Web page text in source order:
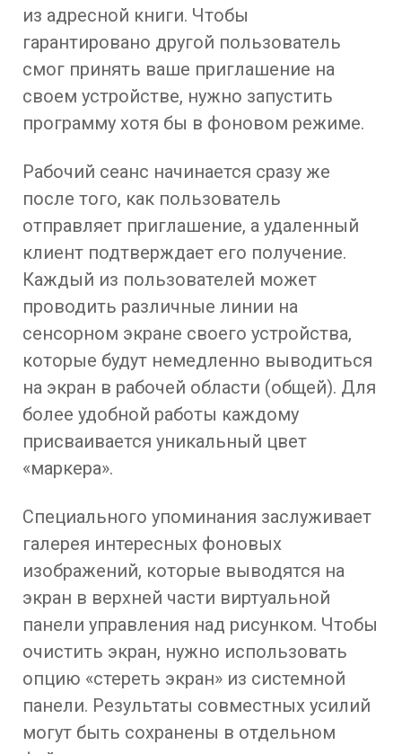
из адресной книги. Чтобы
гарантировано другой пользователь
смог принять ваше приглашение на
своем устройстве, нужно запустить
программу хотя бы в фоновом режиме.
Рабочий сеанс начинается сразу же
после того, как пользователь
отправляет приглашение, а удаленный
клиент подтверждает его получение.
Каждый из пользователей может
проводить различные линии на
сенсорном экране своего устройства,
которые будут немедленно выводиться
на экран в рабочей области (общей). Для
более удобной работы каждому
присваивается уникальный цвет
«маркера».
Специального упоминания заслуживает
галерея интересных фоновых
изображений, которые выводятся на
экран в верхней части виртуальной
панели управления над рисунком. Чтобы
очистить экран, нужно использовать
опцию «стереть экран» из системной
панели. Результаты совместных усилий
могут быть сохранены в отдельном